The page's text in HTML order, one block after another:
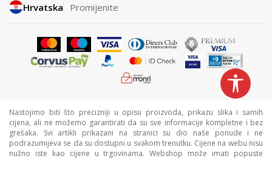
Hrvatska Promijenite
Nastojimo biti što precizniji u opisu proizvoda, prikazu slika i samih
cijena, ali ne možemo garantirati da su sve informacije kompletne i bez
grešaka. Svi artikli prikazani na stranici su dio naše ponude i ne
podrazumijeva se da su dostupni u svakom trenutku. Cijene na webu nisu
nužno iste kao cijene u trgovinama. Webshop može imati popuste